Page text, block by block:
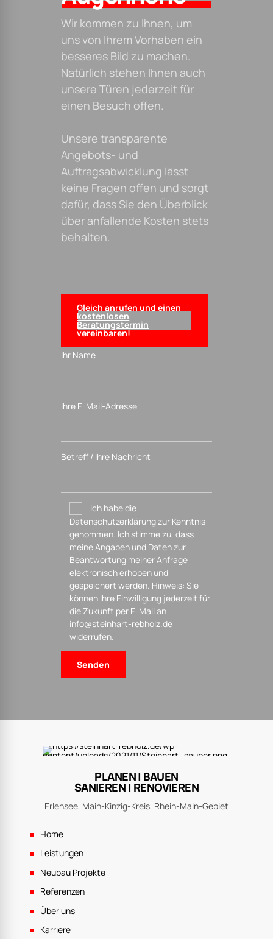
Wir kommen zu Ihnen, um
uns von Ihrem Vorhaben ein
besseres Bild zu machen.
Natürlich stehen Ihnen auch
unsere Türen jederzeit für
einen Besuch offen.
Unsere transparente
Angebots- und
Auftragsabwicklung lässt
keine Fragen offen und sorgt
dafür, dass Sie den Überblick
über anfallende Kosten stets
behalten.
Gleich anrufen und einen
kostenlosen
Beratungstermin
vereinbaren!
Ihr Name
Ihre E-Mail-Adresse
Betreff / Ihre Nachricht
Ich habe die
Datenschutzerklärung zur Kenntnis
genommen. Ich stimme zu, dass
meine Angaben und Daten zur
Beantwortung meiner Anfrage
elektronisch erhoben und
gespeichert werden. Hinweis: Sie
können Ihre Einwilligung jederzeit für
die Zukunft per E-Mail an
info@steinhart-rebholz.de
widerrufen.
PLANEN | BAUEN
SANIEREN | RENOVIEREN
Erlensee, Main-Kinzig-Kreis, Rhein-Main-Gebiet
Home
Leistungen
Neubau Projekte
Referenzen
Über uns
Karriere